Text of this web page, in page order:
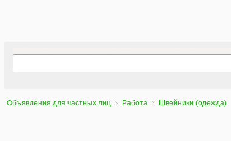
Объявления для частных лиц Работа Швейники (одежда)